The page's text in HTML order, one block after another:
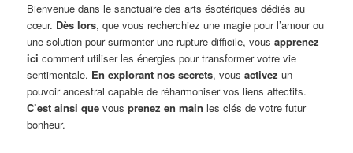
Bienvenue dans le sanctuaire des arts ésotériques dédiés au
cœur. Dès lors, que vous recherchiez une magie pour l’amour ou
une solution pour surmonter une rupture difficile, vousapprenez
ici comment utiliser les énergies pour transformer votre vie
sentimentale. En explorant nos secrets, vousactivez un
pouvoir ancestral capable de réharmoniser vos liens affectifs.
C’est ainsi que vousprenez en main les clés de votre futur
bonheur.